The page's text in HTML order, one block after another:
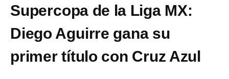
Supercopa de la Liga MX:
Diego Aguirre gana su
primer título con Cruz Azul